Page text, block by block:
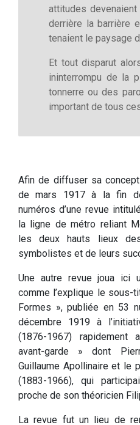
attitudes
derrière la barrière
tenaient le paysage
Et tout disparut
ininterrompu de la
tonnerre ou des
important de tous
Afin de diffuser sa
de mars 1917 à la fin
numéros d’une revue
la ligne de métro reliant
les deux hauts lieux
symbolistes et de leurs
Une autre revue joua ici
comme l’explique le sous-
Formes », publiée en 53
décembre 1919 à
(1876-1967) rapidement
avant-garde » dont
Guillaume Apollinaire et le
(1883-1966), qui
proche de son théoricien
La revue fut un lieu de